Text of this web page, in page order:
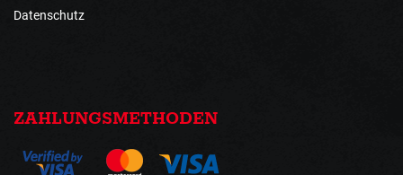
Datenschutz
ZAHLUNGSMETHODEN